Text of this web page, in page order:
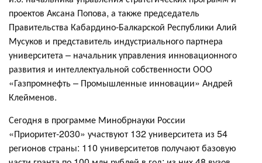
проектов Аксана Попова, а также председатель
Правительства Кабардино-Балкарской Республики Алий
Мусуков и представитель индустриального партнера
университета – начальник управления инновационного
развития и интеллектуальной собственности ООО
«Газпромнефть – Промышленные инновации» Андрей
Клейменов.
Сегодня в программе Минобрнауки России
«Приоритет-2030» участвуют 132 университета из 54
регионов страны: 110 университетов получают базовую